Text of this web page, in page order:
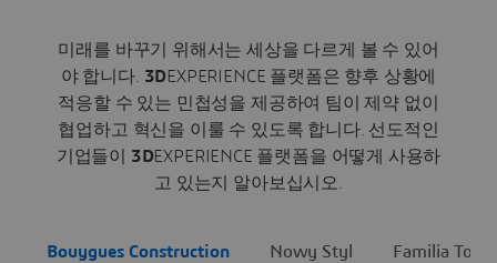
미래를 바꾸기 위해서는 세상을 다르게 볼 수 있어
야 합니다. 3DEXPERIENCE 플랫폼은 향후 상황에
적응할 수 있는 민첩성을 제공하여 팀이 제약 없이
협업하고 혁신을 이룰 수 있도록 합니다. 선도적인
기업들이
3DEXPERIENCE 플랫폼을 어떻게 사용하
고 있는지 알아보십시오.
Bouygues Construction Nowy Styl Familia